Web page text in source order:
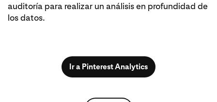
auditoría para realizar un análisis en profundidad de
los datos.
Ir a Pinterest Analytics